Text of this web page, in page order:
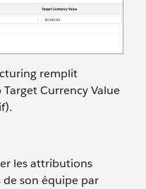
remplit
Currency Value
les attributions
de son équipe par